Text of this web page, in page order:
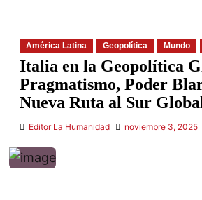
América Latina Geopolítica Mundo
Italia en la Geopolítica
Pragmatismo, Poder
Nueva Ruta al Sur
Editor La Humanidad noviembre 3, 2025